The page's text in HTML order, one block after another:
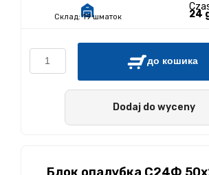
Склад: 19 шматок 24
до кошика
Dodaj do wyceny